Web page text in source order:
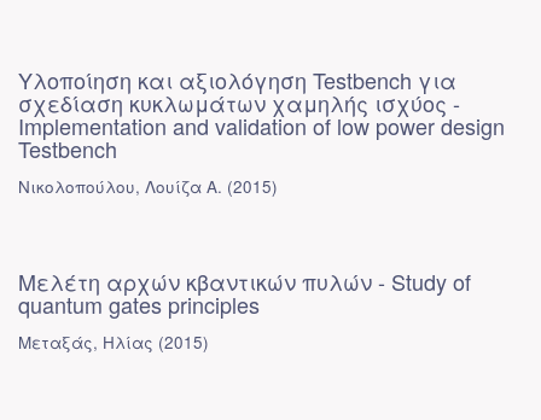
Υλοποίηση και αξιολόγηση Testbench για
σχεδίαση κυκλωμάτων χαμηλής ισχύος -
Implementation and validation of low power design
Testbench
Νικολοπούλου, Λουίζα Α. (2015)
Μελέτη αρχών κβαντικών πυλών - Study of
quantum gates principles
Μεταξάς, Ηλίας (2015)